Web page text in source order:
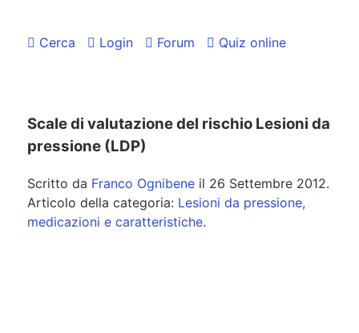
Cerca Login Forum Quiz online
Scale di valutazione del rischio Lesioni da
pressione (LDP)
Scritto da Franco Ognibene il 26 Settembre 2012.
Articolo della categoria: Lesioni da pressione,
medicazioni e caratteristiche.